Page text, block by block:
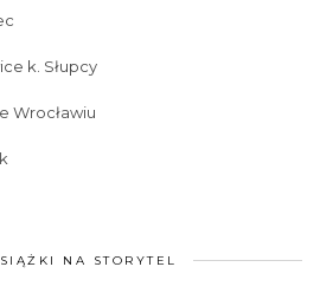
k. Słupcy
Wrocławiu
NA STORYTEL